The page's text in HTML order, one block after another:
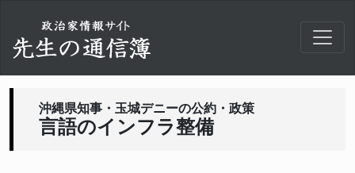
沖縄県知事・玉城デニーの公約・政策
言語のインフラ整備